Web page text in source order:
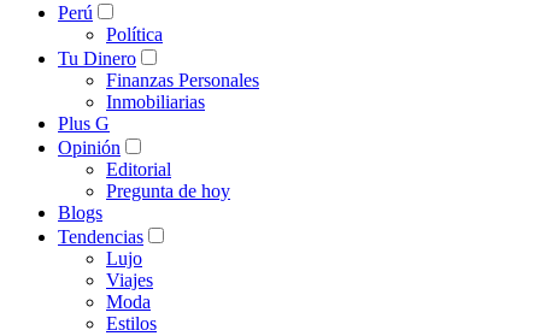
Perú
Política
Tu Dinero
Finanzas Personales
Inmobiliarias
Plus G
Opinión
Editorial
Pregunta de hoy
Blogs
Tendencias
Lujo
Viajes
Moda
Estilos